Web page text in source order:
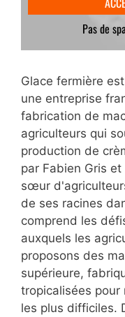
Glace fermière
une entreprise
fabrication de
agriculteurs qui
production de
par Fabien Gris
sœur
de ses racines
comprend les
auxquels les
proposons des
supérieure,
tropicalisées pour
les plus difficiles.